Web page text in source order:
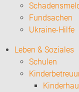
Fundsachen
Ukraine-Hilfe
Leben & Soziales
Schulen